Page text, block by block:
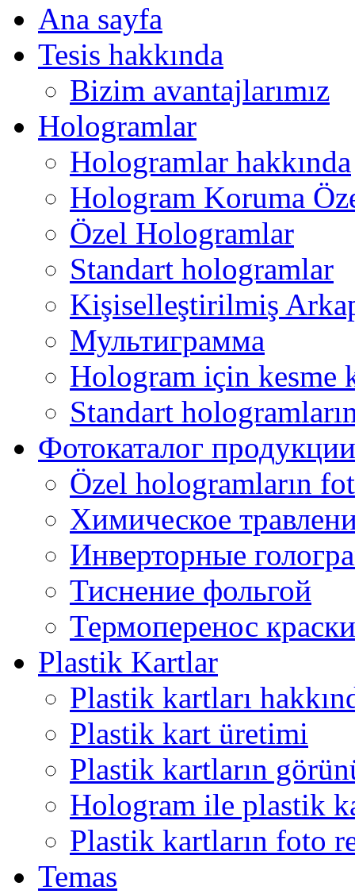
Ana sayfa
Tesis hakkında
Bizim avantajlarımız
Hologramlar
Hologramlar hakkında
Hologram Koruma
Özel Hologramlar
Standart hologramlar
Kişiselleştirilmiş
Мультиграмма
Hologram için kesme
Standart
Фотокаталог продукции
Özel hologramların
Химическое
Инверторные
Тиснение фольгой
Термоперенос краски
Plastik Kartlar
Plastik kartları
Plastik kart üretimi
Plastik kartların
Hologram ile plastik
Plastik kartların foto
Temas